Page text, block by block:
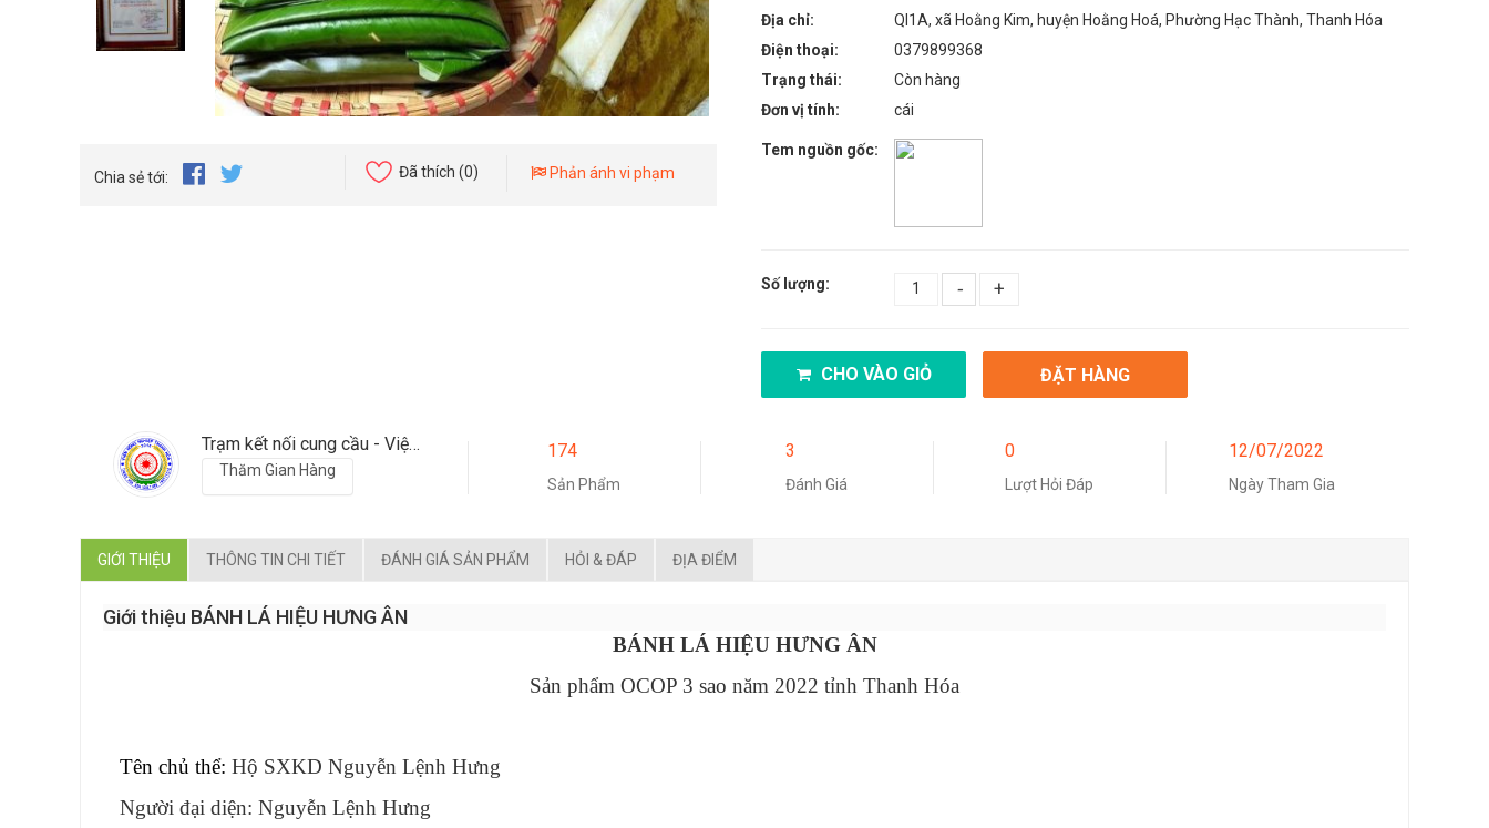
Chia sẻ tới: Đã thích (0) Phản ánh vi phạm
Địa chỉ:
Ql1A, xã Hoằng Kim, huyện Hoằng Hoá, Phường Hạc Thành, Thanh Hóa
Điện thoại:
0379899368
Trạng thái:
Còn hàng
Đơn vị tính:
cái
Tem nguồn gốc:
Số lượng: - +
CHO VÀO GIỎ ĐẶT HÀNG
Trạm kết nối cung cầu - Viện nông nghiệp Thanh Hoá
Thăm Gian Hàng
174
Sản Phẩm
3
Đánh Giá
0
Lượt Hỏi Đáp
12/07/2022
Ngày Tham Gia
GIỚI THIỆU THÔNG TIN CHI TIẾT ĐÁNH GIÁ SẢN PHẨM HỎI & ĐÁP ĐỊA ĐIỂM
Giới thiệu BÁNH LÁ HIỆU HƯNG ÂN
BÁNH LÁ HIỆU HƯNG ÂN
Sản phẩm OCOP 3 sao năm 2022 tỉnh Thanh Hóa
Tên chủ thể: Hộ SXKD Nguyễn Lệnh Hưng
Người đại diện: Nguyễn Lệnh Hưng